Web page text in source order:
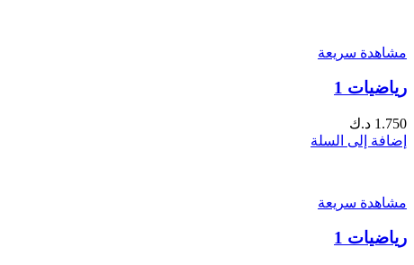
مشاهدة سريعة
رياضيات 1
1.750 د.ك
إضافة إلى السلة
مشاهدة سريعة
رياضيات 1